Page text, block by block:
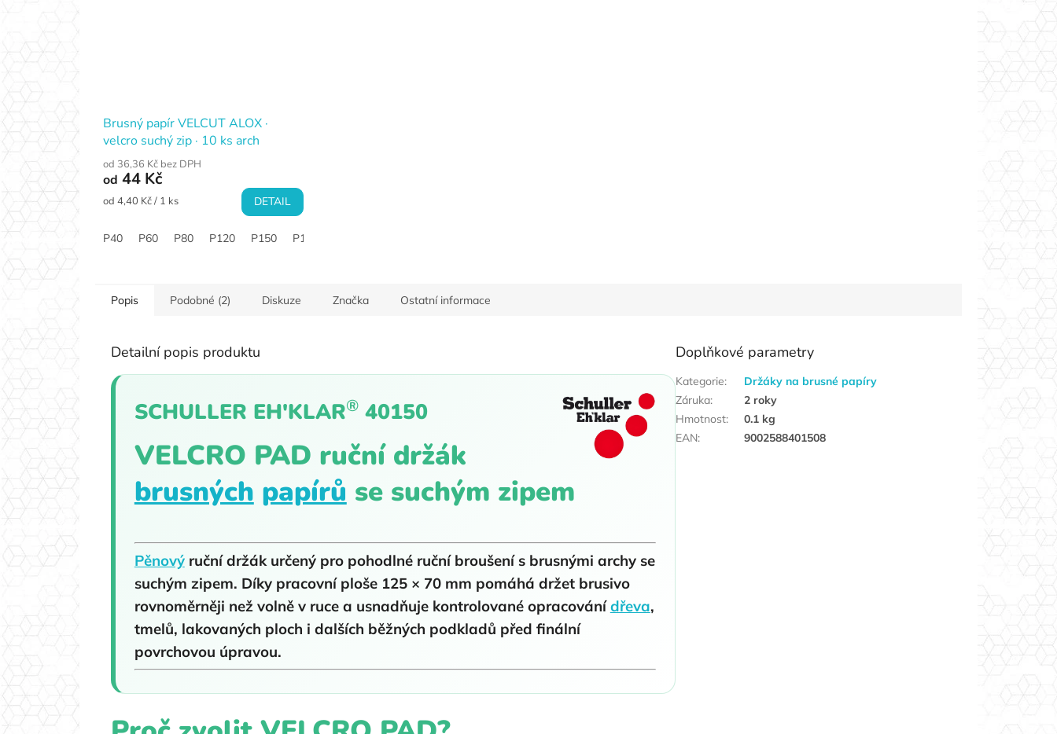
Brusný papír VELCUT ALOX ·
velcro suchý zip · 10 ks arch
70×125 mm ·
od 36,36 Kč bez DPH
od 44 Kč
Měrná
od 4,40 Kč / 1 ks DETAIL
P40 P60 P80 P120 P150 P180
Popis Podobné (2) Diskuze Značka Ostatní informace
Detailní popis produktu
SCHULLER EH'KLAR®40150
VELCRO PAD ruční držák
brusných papírů se suchým zipem
Pěnovýruční držák určený pro pohodlné ruční broušení s brusnými archy se
suchým zipem. Díky pracovní ploše 125 × 70 mm pomáhá držet brusivo
rovnoměrněji než volně v ruce a usnadňuje kontrolované opracovánídřeva,
tmelů, lakovaných ploch i dalších běžných podkladů před finální
povrchovou úpravou.
Doplňkové parametry
Kategorie:
Držáky na brusné papíry
Záruka:
2 roky
Hmotnost:
0.1 kg
EAN: 9002588401508